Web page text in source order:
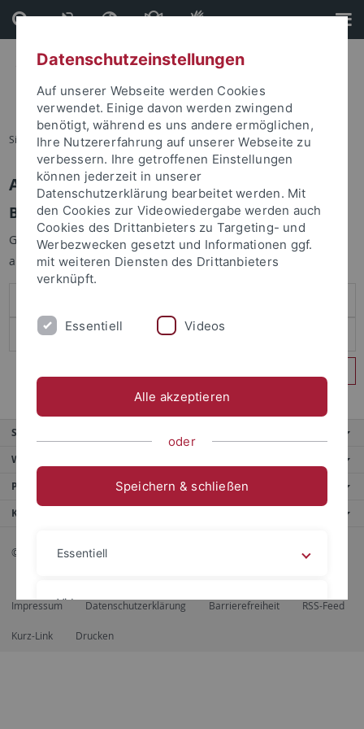
Direkt
zum
Inhalt
Direkt
zur
Fußleiste
Sie sind hier: Startseite
Anmelden
Benutzeranmeldung
Geben Sie Ihren Benutzernamen und Ihr Passwort an um sich
anzumelden:
Service
Weitere Angebote
Portale
Kontaktinfo
© 2026 Eberhard Karls Universität Tübingen, Tübingen
Impressum Datenschutzerklärung Barrierefreiheit RSS-Feed
Kurz-Link Drucken
Datenschutzeinstellungen
Auf unserer Webseite werden Cookies
verwendet. Einige davon werden zwingend
benötigt, während es uns andere ermöglichen,
Ihre Nutzererfahrung auf unserer Webseite zu
verbessern. Ihre getroffenen Einstellungen
können jederzeit in unserer
Datenschutzerklärung bearbeitet werden. Mit
den Cookies zur Videowiedergabe werden auch
Cookies des Drittanbieters zu Targeting- und
Werbezwecken gesetzt und Informationen ggf.
mit weiteren Diensten des Drittanbieters
verknüpft.
Essentiell Videos
Alle akzeptieren
oder
Speichern & schließen
Essentiell
Videos